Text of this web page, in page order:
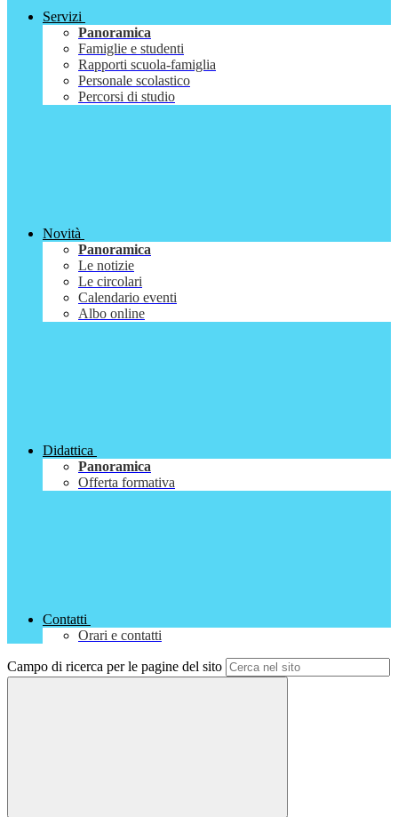
Servizi
Panoramica
Famiglie e studenti
Rapporti scuola-famiglia
Personale scolastico
Percorsi di studio
Novità
Panoramica
Le notizie
Le circolari
Calendario eventi
Albo online
Didattica
Panoramica
Offerta formativa
Contatti
Orari e contatti
Campo di ricerca per le pagine del sito